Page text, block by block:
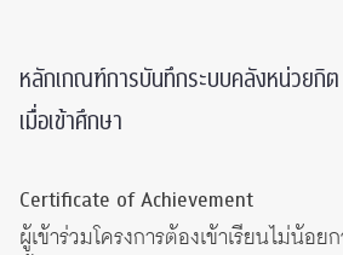
หลักเกณฑ์การบันทึกระบบคลังหน่วยกิต
เมื่อเข้าศึกษา
Certificate of Achievement
ผู้เข้าร่วมโครงการต้องเข้าเรียนไม่น้อย